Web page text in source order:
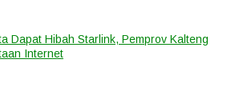
Dapat Hibah Starlink, Pemprov Kalteng
Internet